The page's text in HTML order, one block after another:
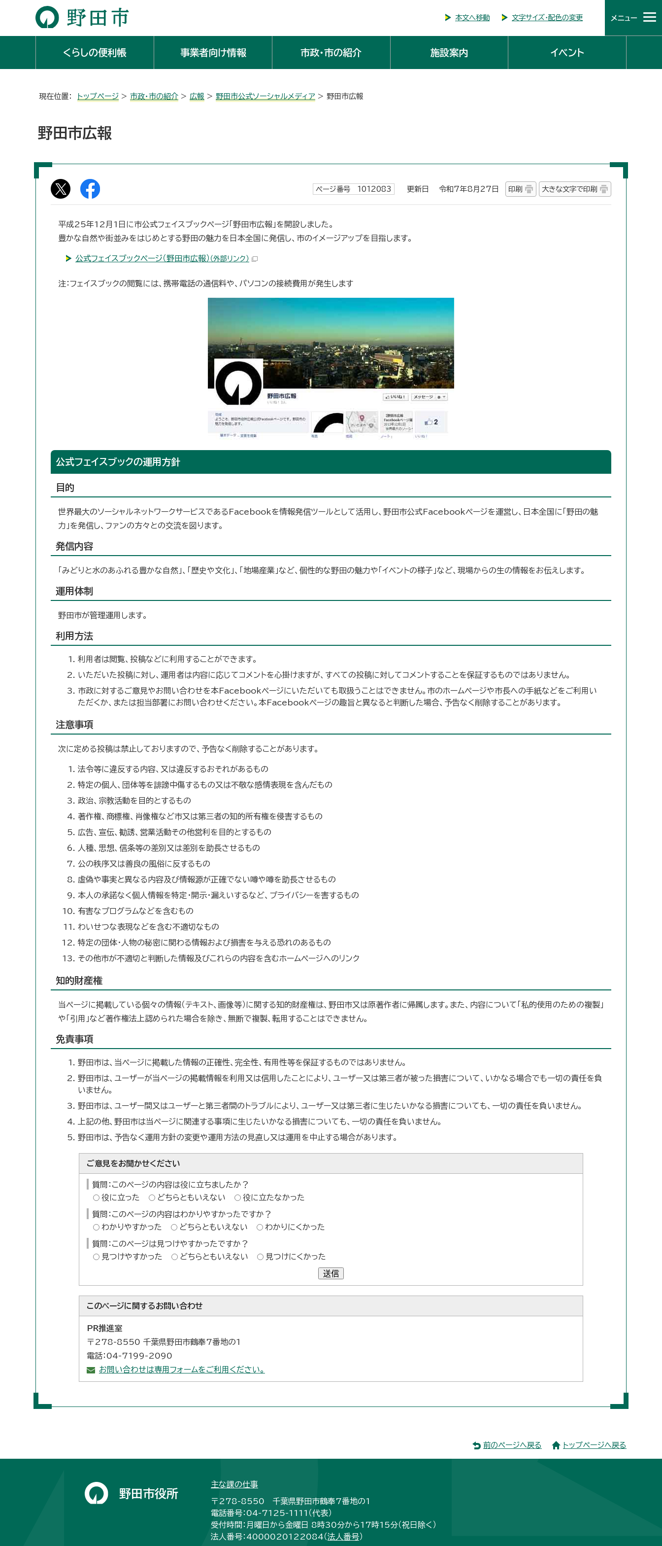
本文へ移動 文字サイズ・配色の変更 メニュー
くらしの便利帳 事業者向け情報 市政・市の紹介 施設案内 イベント
現在位置： トップページ > 市政・市の紹介 > 広報 > 野田市公式ソーシャルメディア > 野田市広報
野田市広報
ページ番号 1012083 更新日 令和7年8月27日 印刷 大きな文字で印刷
平成25年12月1日に市公式フェイスブックページ「野田市広報」を開設しました。
豊かな自然や街並みをはじめとする野田の魅力を日本全国に発信し、市のイメージアップを目指します。
公式フェイスブックページ（野田市広報） （外部リンク）
注：フェイスブックの閲覧には、携帯電話の通信料や、パソコンの接続費用が発生します
公式フェイスブックの運用方針
目的
世界最大のソーシャルネットワークサービスであるFacebookを情報発信ツールとして活用し、野田市公式Facebookページを運営し、日本全国に「野田の魅
力」を発信し、ファンの方々との交流を図ります。
発信内容
「みどりと水のあふれる豊かな自然」、「歴史や文化」、「地場産業」など、個性的な野田の魅力や「イベントの様子」など、現場からの生の情報をお伝えします。
運用体制
野田市が管理運用します。
利用方法
利用者は閲覧、投稿などに利用することができます。
いただいた投稿に対し、運用者は内容に応じてコメントを心掛けますが、すべての投稿に対してコメントすることを保証するものではありません。
市政に対するご意見やお問い合わせを本Facebookページにいただいても取扱うことはできません。市のホームページや市長への手紙などをご利用い
ただくか、または担当部署にお問い合わせください。本Facebookページの趣旨と異なると判断した場合、予告なく削除することがあります。
注意事項
次に定める投稿は禁止しておりますので、予告なく削除することがあります。
法令等に違反する内容、又は違反するおそれがあるもの
特定の個人、団体等を誹謗中傷するもの又は不敬な感情表現を含んだもの
政治、宗教活動を目的とするもの
著作権、商標権、肖像権など市又は第三者の知的所有権を侵害するもの
広告、宣伝、勧誘、営業活動その他営利を目的とするもの
人種、思想、信条等の差別又は差別を助長させるもの
公の秩序又は善良の風俗に反するもの
虚偽や事実と異なる内容及び情報源が正確でない噂や噂を助長させるもの
本人の承諾なく個人情報を特定・開示・漏えいするなど、プライバシーを害するもの
有害なプログラムなどを含むもの
わいせつな表現などを含む不適切なもの
特定の団体・人物の秘密に関わる情報および損害を与える恐れのあるもの
その他市が不適切と判断した情報及びこれらの内容を含むホームページへのリンク
知的財産権
当ページに掲載している個々の情報（テキスト、画像等）に関する知的財産権は、野田市又は原著作者に帰属します。また、内容について「私的使用のための複製」
や「引用」など著作権法上認められた場合を除き、無断で複製、転用することはできません。
免責事項
野田市は、当ページに掲載した情報の正確性、完全性、有用性等を保証するものではありません。
野田市は、ユーザーが当ページの掲載情報を利用又は信用したことにより、ユーザー又は第三者が被った損害について、いかなる場合でも一切の責任を負
いません。
野田市は、ユーザー間又はユーザーと第三者間のトラブルにより、ユーザー又は第三者に生じたいかなる損害についても、一切の責任を負いません。
上記の他、野田市は当ページに関連する事項に生じたいかなる損害についても、一切の責任を負いません。
野田市は、予告なく運用方針の変更や運用方法の見直し又は運用を中止する場合があります。
ご意見をお聞かせください
質問：このページの内容は役に立ちましたか？
役に立った
どちらともいえない 役に立たなかった
質問：このページの内容はわかりやすかったですか？
わかりやすかった
どちらともいえない わかりにくかった
質問：このページは見つけやすかったですか？
見つけやすかった
どちらともいえない 見つけにくかった
送信
このページに関するお問い合わせ
PR推進室
〒278-8550 千葉県野田市鶴奉7番地の1
電話：04-7199-2090
お問い合わせは専用フォームをご利用ください。
前のページへ戻る トップページへ戻る
野田市役所
主な課の仕事
〒278-8550 千葉県野田市鶴奉7番地の1
電話番号：04-7125-1111（代表）
受付時間：月曜日から金曜日 8時30分から17時15分（祝日除く）
法人番号：4000020122084（法人番号）